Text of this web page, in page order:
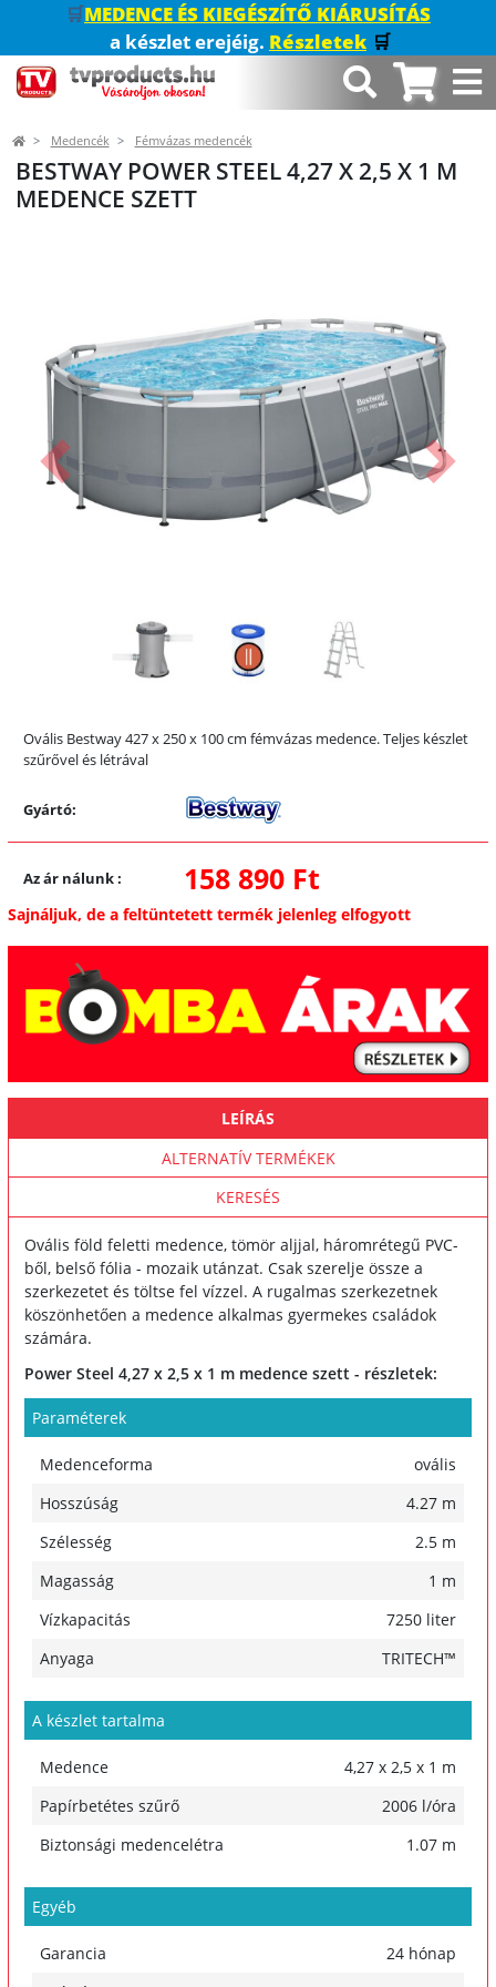
🛒MEDENCE ÉS KIEGÉSZÍTŐ KIÁRUSÍTÁS
a készlet erejéig. Részletek 🛒
Medencék Fémvázas medencék
BESTWAY POWER STEEL 4,27 X 2,5 X 1 M
MEDENCE SZETT
Előző
Ovális Bestway 427 x 250 x 100 cm fémvázas medence. Teljes készlet
szűrővel és létrával
Gyártó:
Az ár nálunk: 158 890 Ft
Sajnáljuk, de a feltüntetett termék jelenleg elfogyott
LEÍRÁS
ALTERNATÍV TERMÉKEK
KERESÉS
Ovális föld feletti medence, tömör aljjal, háromrétegű PVC-
ből, belső fólia - mozaik utánzat. Csak szerelje össze a
szerkezetet és töltse fel vízzel. A rugalmas szerkezetnek
köszönhetően a medence alkalmas gyermekes családok
számára.
Power Steel 4,27 x 2,5 x 1 m medence szett - részletek:
Paraméterek
Medenceforma
ovális
Hosszúság
4.27 m
Szélesség
2.5 m
Magasság
1 m
Vízkapacitás
7250 liter
Anyaga
TRITECH™
A készlet tartalma
Medence
4,27 x 2,5 x 1 m
Papírbetétes szűrő
2006 l/óra
Biztonsági medencelétra
1.07 m
Egyéb
Garancia
24 hónap